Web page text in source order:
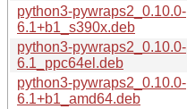
python3-pywraps2_0.10.0-
6.1+b1_s390x.deb
python3-pywraps2_0.10.0-
6.1_ppc64el.deb
python3-pywraps2_0.10.0-
6.1+b1_amd64.deb